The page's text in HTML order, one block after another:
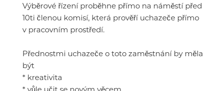
Výběrové řízení proběhne přímo na náměstí před
10ti členou komisí, která prověří uchazeče přímo
v pracovním prostředí.
Přednostmi uchazeče o toto zaměstnání by měla
být
* kreativita